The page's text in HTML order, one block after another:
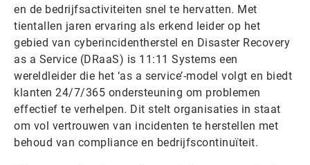
en de bedrijfsactiviteiten snel te hervatten. Met
tientallen jaren ervaring als erkend leider op het
gebied van cyberincidentherstel en Disaster Recovery
as a Service (DRaaS) is 11:11 Systems een
wereldleider die het ‘as a service’-model volgt en biedt
klanten 24/7/365 ondersteuning om problemen
effectief te verhelpen. Dit stelt organisaties in staat
om vol vertrouwen van incidenten te herstellen met
behoud van compliance en bedrijfscontinuïteit.